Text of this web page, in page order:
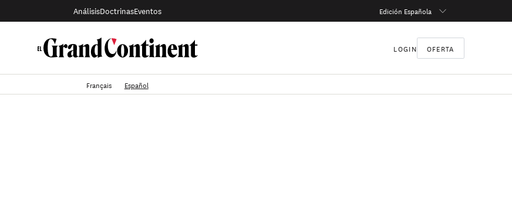
AnálisisDoctrinasEventos Edición Española
LOGIN OFERTA
Français Español